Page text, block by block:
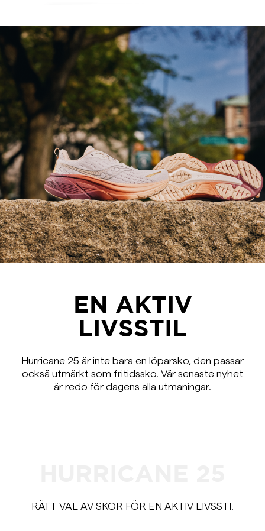
EN AKTIV
LIVSSTIL
Hurricane 25 är inte bara en löparsko, den passar
också utmärkt som fritidssko. Vår senaste nyhet
är redo för dagens alla utmaningar.
RÄTT VAL AV SKOR FÖR EN AKTIV LIVSSTI.